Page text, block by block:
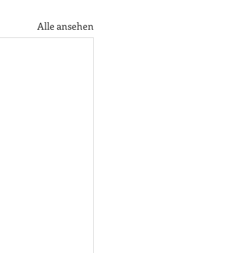
Alle ansehen